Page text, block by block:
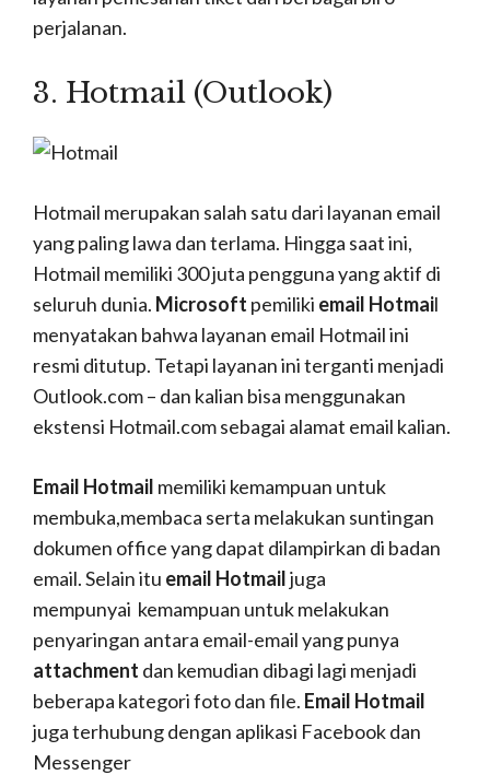
perjalanan.
3. Hotmail (Outlook)
Hotmail merupakan salah satu dari layanan email
yang paling lawa dan terlama. Hingga saat ini,
Hotmail memiliki 300 juta pengguna yang aktif di
seluruh dunia. Microsoft pemiliki email Hotmail
menyatakan bahwa layanan email Hotmail ini
resmi ditutup. Tetapi layanan ini terganti menjadi
Outlook.com – dan kalian bisa menggunakan
ekstensi Hotmail.com sebagai alamat email kalian.
Email Hotmail memiliki kemampuan untuk
membuka,membaca serta melakukan suntingan
dokumen office yang dapat dilampirkan di badan
email. Selain itu email Hotmailjuga
mempunyai kemampuan untuk melakukan
penyaringan antara email-email yang punya
attachment dan kemudian dibagi lagi menjadi
beberapa kategori foto dan file. Email Hotmail
juga terhubung dengan aplikasi Facebook dan
Messenger